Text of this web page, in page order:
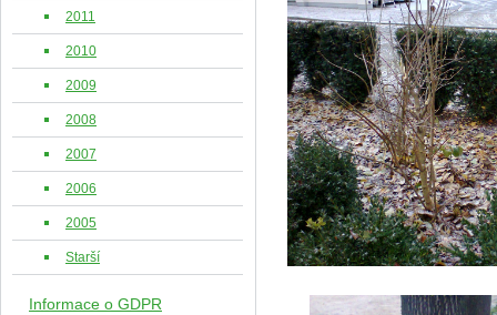
2011
2010
2009
2008
2007
2006
2005
Starší
Informace o GDPR